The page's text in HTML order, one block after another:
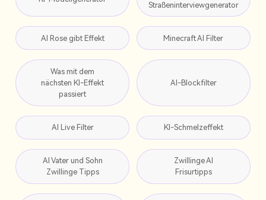
Straßeninterviewgenerator
AI Rose gibt Effekt Minecraft AI Filter
Was mit dem
nächsten KI-Effekt
passiert
AI-Blockfilter
AI Live Filter KI-Schmelzeffekt
AI Vater und Sohn
Zwillinge Tipps
Zwillinge AI
Frisurtipps